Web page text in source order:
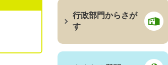
行政部門からさが
す